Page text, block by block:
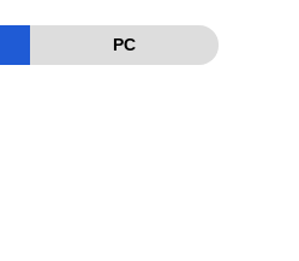
PC